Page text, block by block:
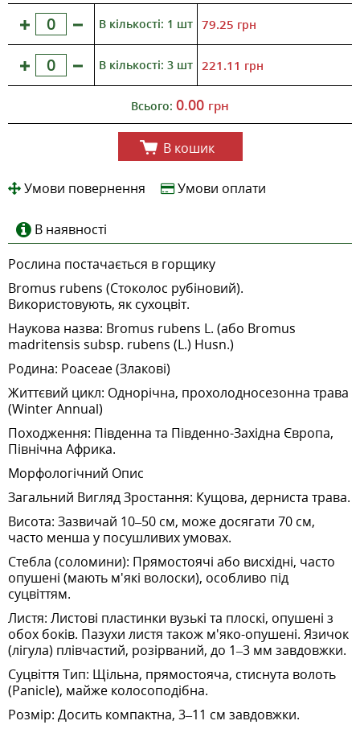
В кількості: 1 шт 79.25 грн
В кількості: 3 шт 221.11 грн
Всього: 0.00 грн
В кошик
Умови повернення Умови оплати
В наявності
Рослина постачається в горщику
Bromus rubens (Стоколос рубіновий).
Використовують, як сухоцвіт.
Наукова назва: Bromus rubens L. (або Bromus
madritensis subsp. rubens (L.) Husn.)
Родина: Poaceae (Злакові)
Життєвий цикл: Однорічна, прохолодносезонна трава
(Winter Annual)
Походження: Південна та Південно-Західна Європа,
Північна Африка.
Морфологічний Опис
Загальний Вигляд Зростання: Кущова, дерниста трава.
Висота: Зазвичай 10–50 см, може досягати 70 см,
часто менша у посушливих умовах.
Стебла (соломини): Прямостоячі або висхідні, часто
опушені (мають м'які волоски), особливо під
суцвіттям.
Листя: Листові пластинки вузькі та плоскі, опушені з
обох боків. Пазухи листя також м'яко-опушені. Язичок
(лігула) плівчастий, розірваний, до 1–3 мм завдовжки.
Суцвіття Тип: Щільна, прямостояча, стиснута волоть
(Panicle), майже колосоподібна.
Розмір: Досить компактна, 3–11 см завдовжки.